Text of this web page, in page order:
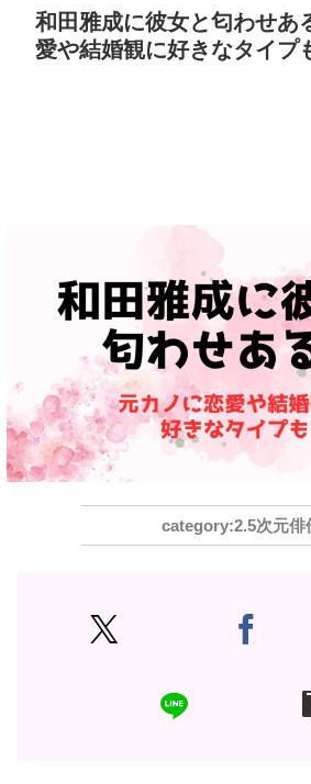
和田雅成に彼女と匂わせあ
愛や結婚観に好きなタイプ
2.5次元俳